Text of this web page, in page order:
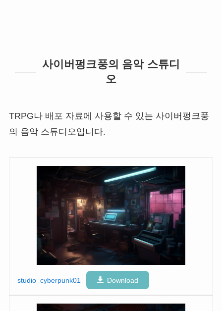
사이버펑크풍의 음악 스튜디
오
TRPG나 배포 자료에 사용할 수 있는 사이버펑크풍
의 음악 스튜디오입니다.
studio_cyberpunk01 Download